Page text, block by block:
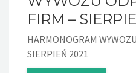
FIRM –
HARMONOGRAM
SIERPIEŃ 2021